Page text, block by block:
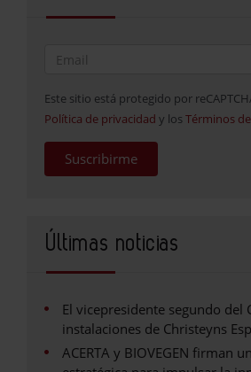
Este sitio está protegido por
Política de privacidad y los Términos
Suscribirme
Últimas noticias
El vicepresidente segundo del
instalaciones de Christeyns
ACERTA y BIOVEGEN firman